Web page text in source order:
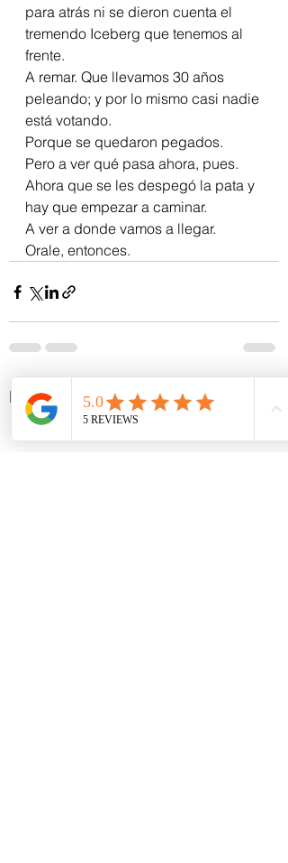
para atrás ni se dieron cuenta el
tremendo Iceberg que tenemos al
frente.
A remar. Que llevamos 30 años
peleando; y por lo mismo casi nadie
está votando.
Porque se quedaron pegados.
Pero a ver qué pasa ahora, pues.
Ahora que se les despegó la pata y
hay que empezar a caminar.
A ver a donde vamos a llegar.
Orale, entonces.
Entradas recientes